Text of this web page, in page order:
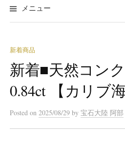
メニュー
新着商品
新着■天然コン
0.84ct 【カリブ
Posted on 2025/08/29 by 宝石大陸 阿部